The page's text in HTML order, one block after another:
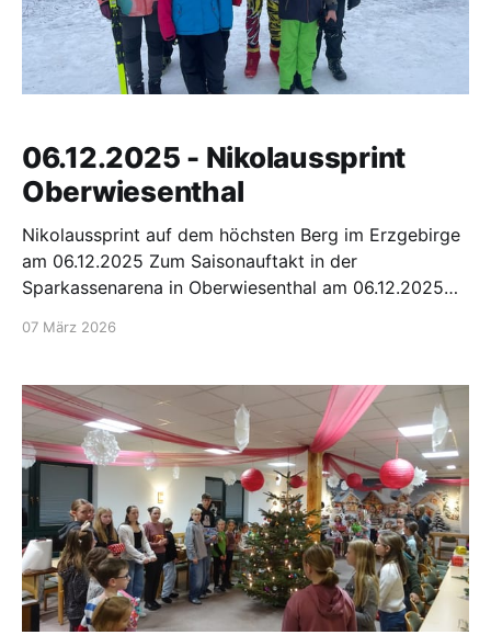
06.12.2025 - Nikolaussprint
Oberwiesenthal
Nikolaussprint auf dem höchsten Berg im Erzgebirge
am 06.12.2025 Zum Saisonauftakt in der
Sparkassenarena in Oberwiesenthal am 06.12.2025
zu treffen. Es war nebelig,
07 März 2026